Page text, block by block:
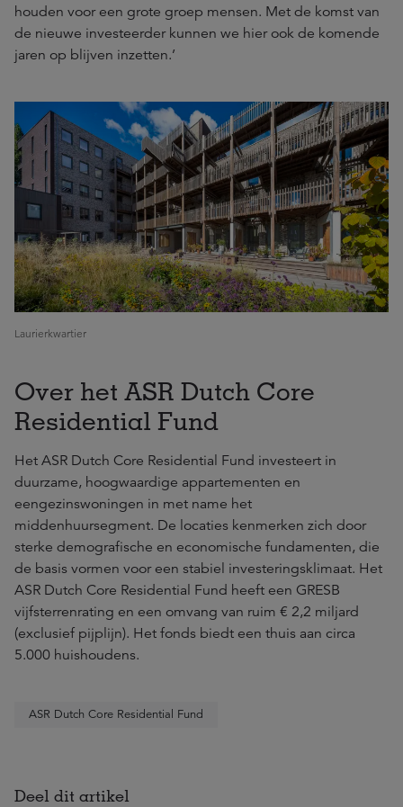
houden voor een grote groep mensen. Met de komst van
de nieuwe investeerder kunnen we hier ook de komende
jaren op blijven inzetten.’
Laurierkwartier
Over het ASR Dutch Core
Residential Fund
Het ASR Dutch Core Residential Fund investeert in
duurzame, hoogwaardige appartementen en
eengezinswoningen in met name het
middenhuursegment. De locaties kenmerken zich door
sterke demografische en economische fundamenten, die
de basis vormen voor een stabiel investeringsklimaat. Het
ASR Dutch Core Residential Fund heeft een GRESB
vijfsterrenrating en een omvang van ruim € 2,2 miljard
(exclusief pijplijn). Het fonds biedt een thuis aan circa
5.000 huishoudens.
ASR Dutch Core Residential Fund
Deel dit artikel